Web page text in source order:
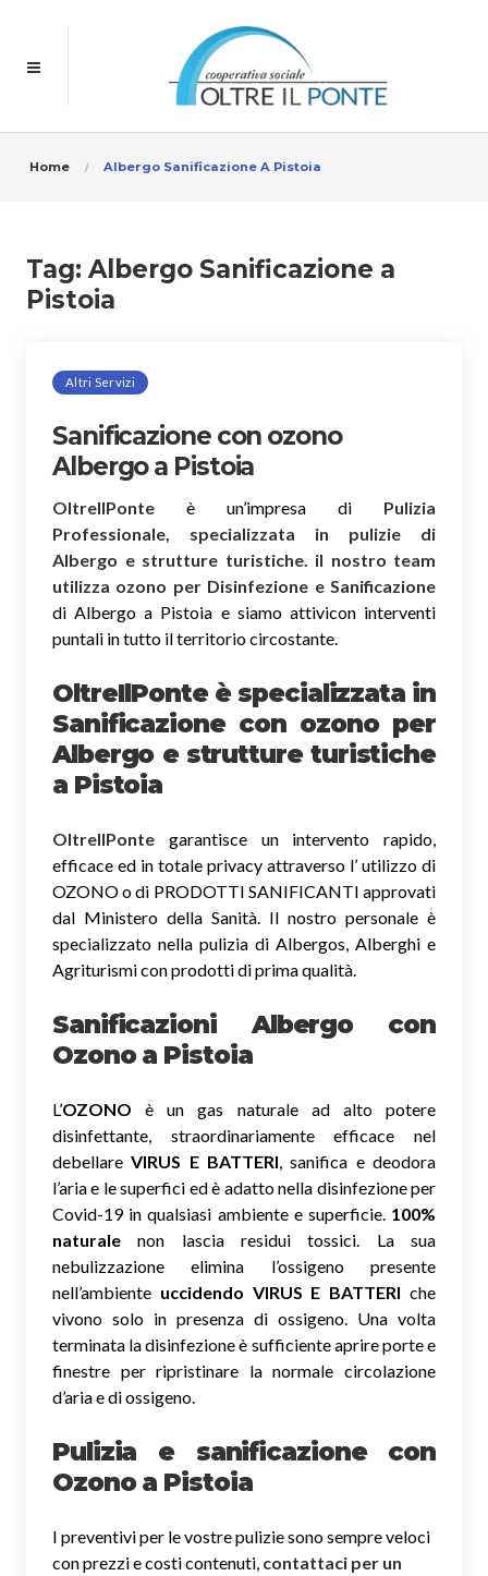
Home Albergo Sanificazione A Pistoia
Tag: Albergo Sanificazione a
Pistoia
Altri Servizi
Sanificazione con ozono
Albergo a Pistoia
OltreIlPonte è un’impresa di Pulizia
Professionale, specializzata in pulizie di
Albergo e strutture turistiche. il nostro team
utilizza ozono per Disinfezione e Sanificazione
di Albergo a Pistoia e siamo attivicon interventi
puntali in tutto il territorio circostante.
OltreIlPonte è specializzata in
Sanificazione con ozono per
Albergo e strutture turistiche
a Pistoia
OltreIlPonte garantisce un intervento rapido,
efficace ed in totale privacy attraverso l’ utilizzo di
OZONO o di PRODOTTI SANIFICANTI approvati
dal Ministero della Sanità. Il nostro personale è
specializzato nella pulizia di Albergos, Alberghi e
Agriturismi con prodotti di prima qualità.
Sanificazioni Albergo con
Ozonoa Pistoia
L’OZONO è un gas naturale ad alto potere
disinfettante, straordinariamente efficace nel
debellareVIRUS E BATTERI, sanifica e deodora
l’aria e le superfici ed è adatto nella disinfezione per
Covid-19 in qualsiasi ambiente e superficie. 100%
naturale non lascia residui tossici. La sua
nebulizzazione elimina l’ossigeno presente
nell’ambiente uccidendo VIRUS E BATTERI che
vivono solo in presenza di ossigeno. Una volta
terminata la disinfezione è sufficiente aprire porte e
finestre per ripristinare la normale circolazione
d’aria e di ossigeno.
Pulizia e sanificazione con
Ozono a Pistoia
I preventivi per le vostre pulizie sono sempre veloci
con prezzi e costi contenuti, contattaci per un